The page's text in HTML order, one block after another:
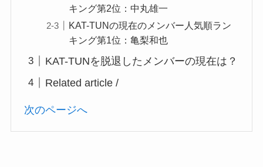
キング第2位：中丸雄一
KAT-TUNの現在のメンバー人気順ラン
キング第1位：亀梨和也
KAT-TUNを脱退したメンバーの現在は？
Related article /
次のページへ